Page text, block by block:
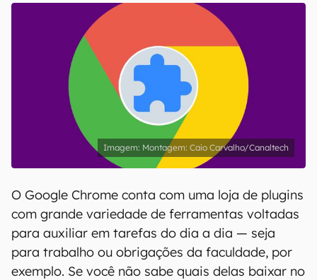
Montagem: Caio Carvalho/Canaltech
O Google Chrome conta com uma loja de plugins
com grande variedade de ferramentas voltadas
para auxiliar em tarefas do dia a dia — seja
para trabalho ou obrigações da faculdade, por
exemplo. Se você não sabe quais delas baixar no